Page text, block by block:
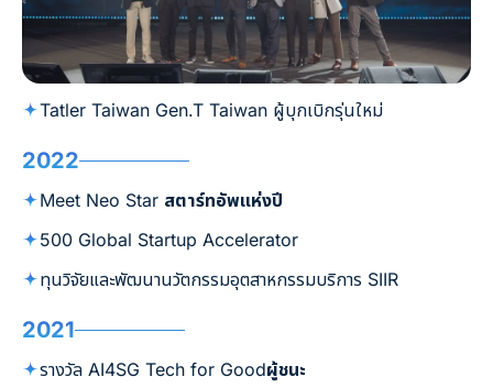
Tatler Taiwan Gen.T Taiwan ผู้บุกเบิกรุ่นใหม่
2022
Meet Neo Star สตาร์ทอัพแห่งปี
500 Global Startup Accelerator
ทุนวิจัยและพัฒนานวัตกรรมอุตสาหกรรมบริการ SIIR
2021
รางวัล AI4SG Tech for Goodผู้ชนะ